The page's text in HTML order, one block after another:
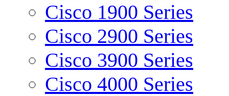
Cisco 1900 Series
Cisco 2900 Series
Cisco 3900 Series
Cisco 4000 Series